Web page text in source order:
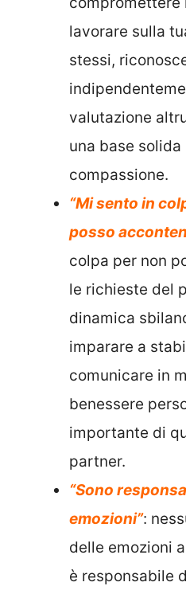
lavorare sulla
stessi,
valutazione
una base
compassione.
“Mi sento in
posso
colpa per non
le richieste del
dinamica
imparare a
comunicare in
benessere
importante di
partner.
“Sono
emozioni”:
delle emozioni
è responsabile